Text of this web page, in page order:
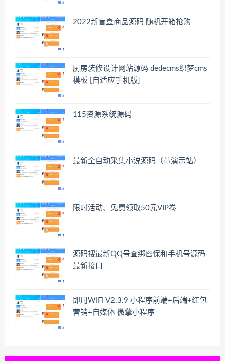
2022新盲盒商品源码 随机开箱抢购
厨房装修设计网站源码 dedecms织梦cms
模板 [自适应手机版]
115资源系统源码
最新全自动采集小说源码（带演示站）
限时活动、免费领取50元VIP卷
源码搜最新QQ号查绑密保和手机号源码
最新接口
即用WIFI V2.3.9 小程序前端+后端+红包
营销+自媒体 微擎小程序